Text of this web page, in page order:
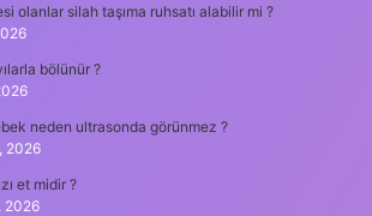
olanlar silah taşıma ruhsatı alabilir mi ?
bölünür ?
neden ultrasonda görünmez ?
2026
et midir ?
2026